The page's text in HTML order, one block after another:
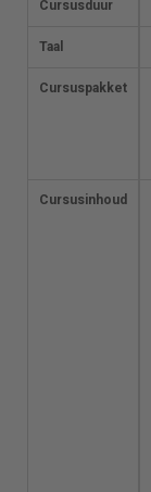
Cursusduur
Taal
Cursuspakket
Cursusinhoud